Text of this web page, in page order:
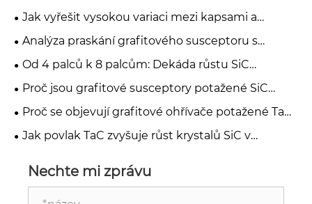
Jak vyřešit vysokou variaci mezi kapsami a
kapsami ve vícekapsových silikonových epitaxních
grafitových susceptorech?
Analýza praskání grafitového susceptoru s
povlakem MOCVD SiC a případová studie
optimalizace tepelného namáhání
Od 4 palců k 8 palcům: Dekáda růstu SiC
polovodičů
Proč jsou grafitové susceptory potažené SiC
nezbytné pro epitaxi polovodičů
Proč se objevují grafitové ohřívače potažené TaC
jako budoucnost epitaxe GaN MOCVD
Jak povlak TaC zvyšuje růst krystalů SiC v
Nechte mi zprávu